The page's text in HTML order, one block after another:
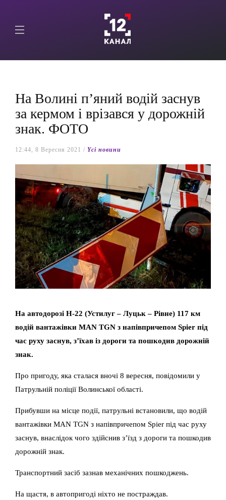
На Волині п’яний водій заснув
за кермом і врізався у дорожній
знак. ФОТО
12:44, 8 Вересня 2021 / Yсі новини
На автодорозі Н-22 (Устилуг – Луцьк – Рівне) 117 км
водій вантажівки MAN TGN з напівпричепом Spier під
час руху заснув, з’їхав із дороги та пошкодив дорожній
знак.
Про пригоду, яка сталася вночі 8 вересня, повідомили у
Патрульній поліції Волинської області.
Прибувши на місце події, патрульні встановили, що водій
вантажівки MAN TGN з напівпричепом Spier під час руху
заснув, внаслідок чого здійснив з’їзд з дороги та пошкодив
дорожній знак.
Транспортний засіб зазнав механічних пошкоджень.
На щастя, в автопригоді ніхто не постраждав.